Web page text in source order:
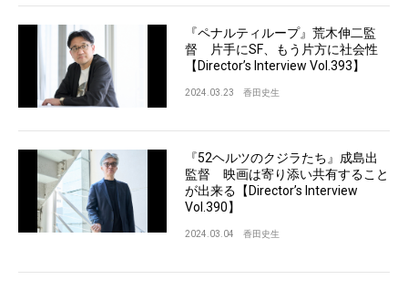
『ペナルティループ』荒木伸二監
督 片手にSF、もう片方に社会性
【Director’s Interview Vol.393】
2024.03.23 香田史生
『52ヘルツのクジラたち』成島出
監督 映画は寄り添い共有すること
が出来る【Director’s Interview
Vol.390】
2024.03.04 香田史生